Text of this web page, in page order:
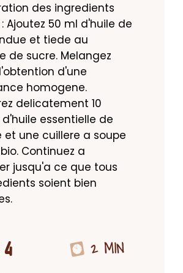
des ingredients
Ajoutez 50 ml d'huile de
et tiede au
de sucre. Melangez
d'une
homogene.
delicatement 10
essentielle de
et une cuillere a soupe
Continuez a
jusqu'a ce que tous
soient bien
4 2 MIN